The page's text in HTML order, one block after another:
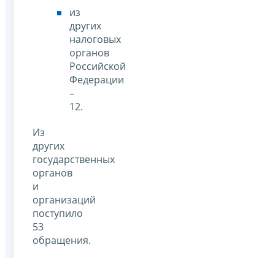
из
других
налоговых
органов
Российской
Федерации
–
12.
Из
других
государственных
органов
и
организаций
поступило
53
обращения.